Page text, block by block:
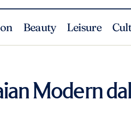
Beauty Leisure
Modern